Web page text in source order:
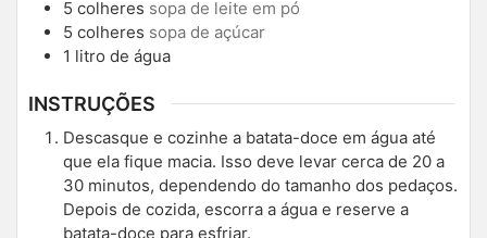
5 colheres sopa de leite em pó
5 colheres sopa de açúcar
1 litro de água
INSTRUÇÕES
Descasque e cozinhe a batata-doce em água até
que ela fique macia. Isso deve levar cerca de 20 a
30 minutos, dependendo do tamanho dos pedaços.
Depois de cozida, escorra a água e reserve a
batata-doce para esfriar.